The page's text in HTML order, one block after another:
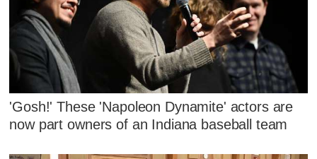
'Gosh!' These 'Napoleon Dynamite' actors are
now part owners of an Indiana baseball team